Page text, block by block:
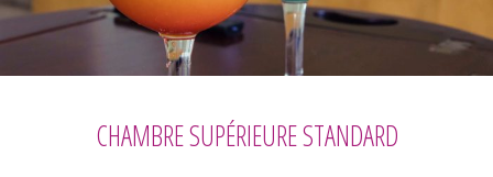
CHAMBRE SUPÉRIEURE STANDARD